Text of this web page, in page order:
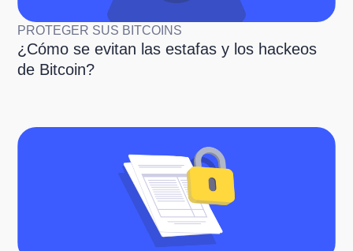
PROTEGER SUS BITCOINS
¿Cómo se evitan las estafas y los hackeos
de Bitcoin?